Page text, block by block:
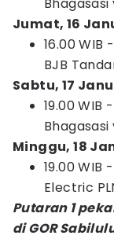
Jumat, 16
16.00 WIB
BJB
Sabtu, 17
19.00 WIB
Minggu, 18
19.00 WIB
Electric
Putaran 1
di GOR